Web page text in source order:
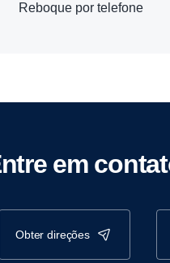
Reboque por telefone
Entre em
obter direções